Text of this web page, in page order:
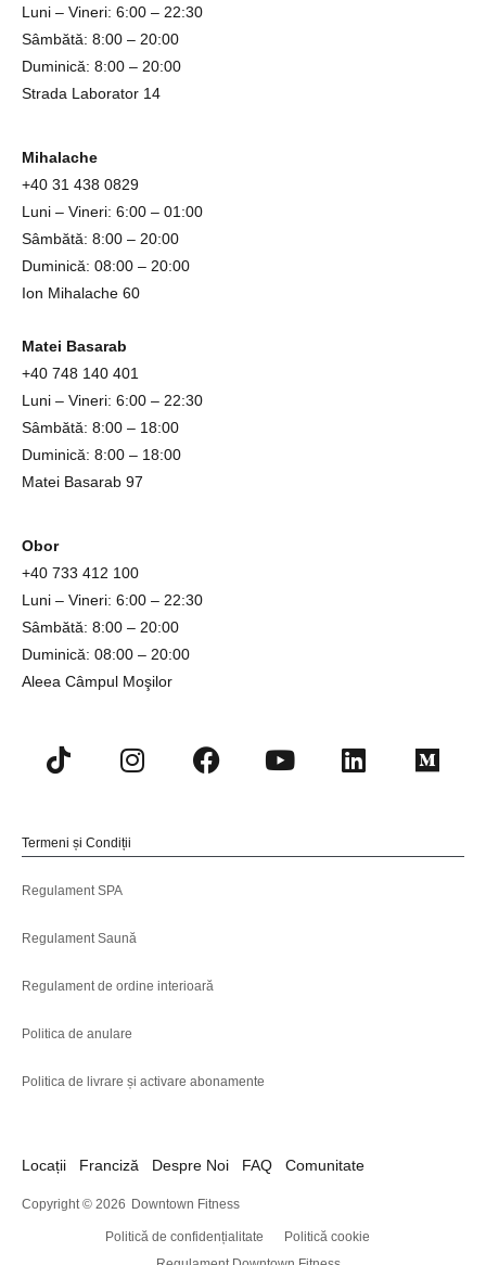
Luni – Vineri: 6:00 – 22:30
Sâmbătă: 8:00 – 20:00
Duminică: 8:00 – 20:00
Strada Laborator 14
Mihalache
+40 31 438 0829
Luni – Vineri: 6:00 – 01:00
Sâmbătă: 8:00 – 20:00
Duminică: 08:00 – 20:00
Ion Mihalache 60
Matei Basarab
+40 748 140 401
Luni – Vineri: 6:00 – 22:30
Sâmbătă: 8:00 – 18:00
Duminică: 8:00 – 18:00
Matei Basarab 97
Obor
+40 733 412 100
Luni – Vineri: 6:00 – 22:30
Sâmbătă: 8:00 – 20:00
Duminică: 08:00 – 20:00
Aleea Câmpul Moşilor
Termeni și Condiții
Regulament SPA
Regulament Saună
Regulament de ordine interioară
Politica de anulare
Politica de livrare și activare abonamente
Locații Franciză Despre Noi FAQ Comunitate
Copyright © 2026 Downtown Fitness
Politică de confidențialitate
Politică cookie